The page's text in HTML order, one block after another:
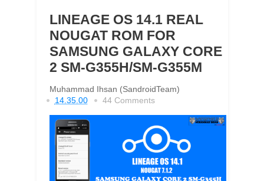
LINEAGE OS 14.1 REAL
NOUGAT ROM FOR
SAMSUNG GALAXY CORE
2 SM-G355H/SM-G355M
Muhammad Ihsan (SandroidTeam)
14.35.00
44 Comments